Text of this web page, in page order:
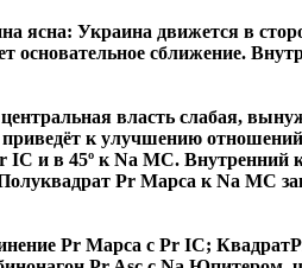
ясна: Украина движется в
основательное сближение.
власть слабая,
к улучшению
IC и в 45º к Na МС.
Pr Марса к Na МС
Pr Марса с Pr IC;